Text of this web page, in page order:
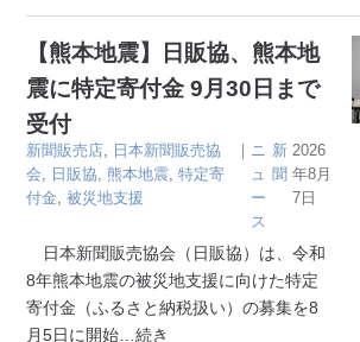
【熊本地震】日販協、熊本地
震に特定寄付金 9月30日まで
受付
新聞販売店, 日本新聞販売協
会, 日販協, 熊本地震,特定寄
付金,被災地支援
｜ ニ
ュ
ー
ス
新
聞
2026
年8月
7日
日本新聞販売協会（日販協）は、令和
8年熊本地震の被災地支援に向けた特定
寄付金（ふるさと納税扱い）の募集を8
月5日に開始…続き